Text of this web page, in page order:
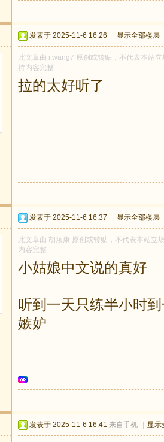
发表于 2025-11-6 16:26 显示全部楼层
此文章由 r.wang7 原创或转贴，不代表本站
持内容完整
拉的太好听了
发表于 2025-11-6 16:37 显示全部楼层
此文章由 胡须康 原创或转贴，不代表本站立
内容完整
小姑娘中文说的真好
听到一天只练半小时
嫉妒
发表于 2025-11-6 16:41 来自手机 显示